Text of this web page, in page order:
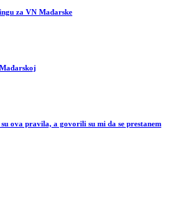
za VN Mađarske
ova pravila, a govorili su mi da se prestanem